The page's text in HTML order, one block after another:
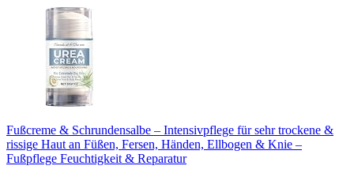
Fußcreme & Schrundensalbe – Intensivpflege für sehr trockene &
rissige Haut an Füßen, Fersen, Händen, Ellbogen & Knie –
Fußpflege Feuchtigkeit & Reparatur